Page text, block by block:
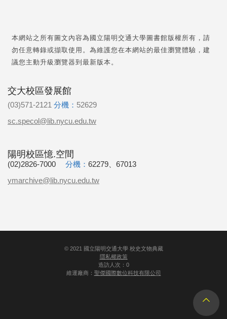
本網站之所有圖文內容為國立陽明交通大學圖書館版權所有，請
勿任意轉錄或擷取使用。為維護您在本網站的最佳瀏覽體驗，建
議您主動升級瀏覽器到最新版本。
交大校區發展館
(03)571-2121 分機： 52629
sc.specol@lib.nycu.edu.tw
陽明校區憶.空間
(02)2826-7000 分機： 62279、67013
ymarchive@lib.nycu.edu.tw
© 2021 國立陽明交通大學 校史文物典藏
隱私權政策
造訪人次：0
維運廠商： 聖傑國際數位科技有限公司